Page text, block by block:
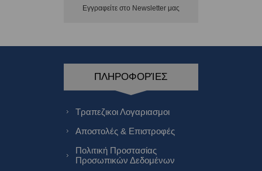
Εγγραφείτε στο Νewsletter μας
ΠΛΗΡΟΦΟΡΊΕΣ
Τραπεζικοι Λογαριασμοι
Αποστολές & Επιστροφές
Πολιτική Προστασίας
Προσωπικών Δεδομένων